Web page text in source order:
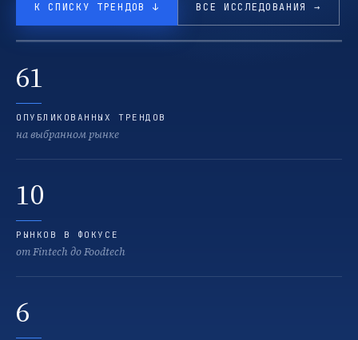
К СПИСКУ ТРЕНДОВ ↓ ВСЕ ИССЛЕДОВАНИЯ →
61
ОПУБЛИКОВАННЫХ ТРЕНДОВ
на выбранном рынке
10
РЫНКОВ В ФОКУСЕ
от Fintech до Foodtech
6